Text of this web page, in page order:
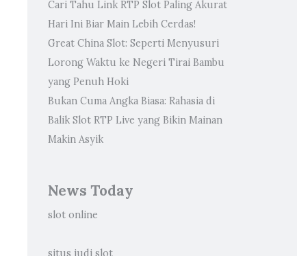
Cari Tahu Link RTP Slot Paling Akurat
Hari Ini Biar Main Lebih Cerdas!
Great China Slot: Seperti Menyusuri
Lorong Waktu ke Negeri Tirai Bambu
yang Penuh Hoki
Bukan Cuma Angka Biasa: Rahasia di
Balik Slot RTP Live yang Bikin Mainan
Makin Asyik
News Today
slot online
situs judi slot